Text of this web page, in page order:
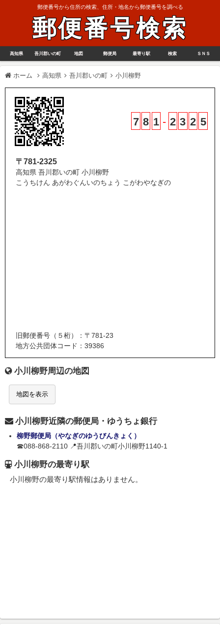
郵便番号から住所の検索、住所・地名から郵便番号を調べる
郵便番号検索
高知県 吾川郡いの町 地図 郵便局 最寄り駅 検索 ＳＮＳ
ホーム 高知県 吾川郡いの町 小川柳野
7 8 1 - 2 3 2 5
〒781-2325
高知県 吾川郡いの町 小川柳野
こうちけん あがわぐんいのちょう こがわやなぎの
旧郵便番号（５桁）：〒781-23
地方公共団体コード：39386
小川柳野周辺の地図
地図を表示
小川柳野近隣の郵便局・ゆうちょ銀行
柳野郵便局（やなぎのゆうびんきょく）
☎088-868-2110 📍吾川郡いの町小川柳野1140-1
小川柳野の最寄り駅
小川柳野の最寄り駅情報はありません。